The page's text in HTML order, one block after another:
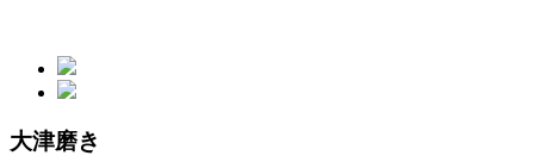
大津磨き